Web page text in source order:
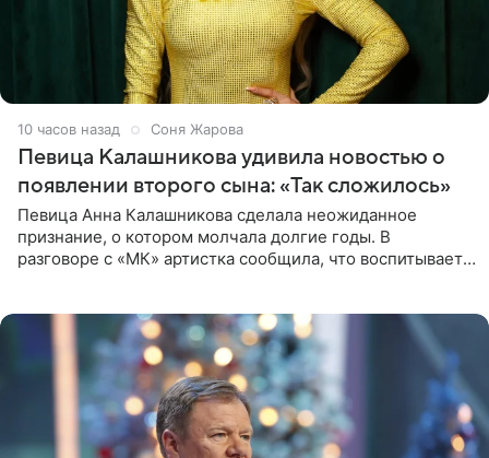
10 часов назад Соня Жарова
Певица Калашникова удивила новостью о
появлении второго сына: «Так сложилось»
Певица Анна Калашникова сделала неожиданное
признание, о котором молчала долгие годы. В
разговоре с «МК» артистка сообщила, что воспитывает